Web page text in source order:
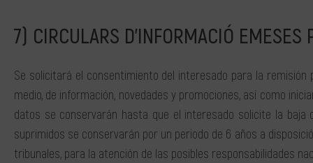
CIRCULARS D’INFORMACIÓ EMESES
Se solicitará el consentimiento del interesado para la
medio, de información, novedades y promociones, así como
datos se conservarán hasta que el interesado solicite la
suprimidos se conservarán por un periodo de 6 años a
tribunales, para la atención de las posibles responsabilidades